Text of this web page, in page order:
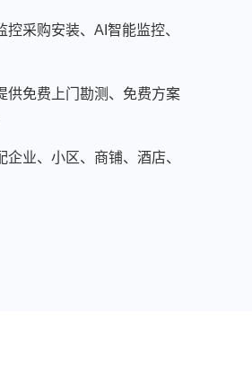
采购安装、AI智能监控、
供免费上门勘测、免费方案
业、小区、商铺、酒店、